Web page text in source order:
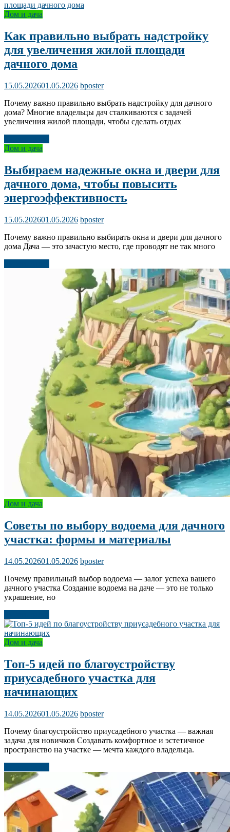
Дом и дача
Как правильно выбрать надстройку
для увеличения жилой площади
дачного дома
15.05.202601.05.2026 bposter
Почему важно правильно выбрать надстройку для дачного
дома? Многие владельцы дач сталкиваются с задачей
увеличения жилой площади, чтобы сделать отдых
Дом и дача
Выбираем надежные окна и двери для
дачного дома, чтобы повысить
энергоэффективность
15.05.202601.05.2026 bposter
Почему важно правильно выбирать окна и двери для дачного
дома Дача — это зачастую место, где проводят не так много
Дом и дача
Советы по выбору водоема для дачного
участка: формы и материалы
14.05.202601.05.2026 bposter
Почему правильный выбор водоема — залог успеха вашего
дачного участка Создание водоема на даче — это не только
украшение, но
Дом и дача
Топ-5 идей по благоустройству
приусадебного участка для
начинающих
14.05.202601.05.2026 bposter
Почему благоустройство приусадебного участка — важная
задача для новичков Создавать комфортное и эстетичное
пространство на участке — мечта каждого владельца.